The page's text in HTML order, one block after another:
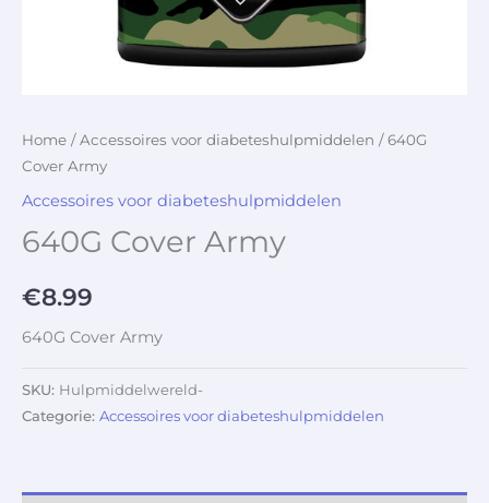
Home /Accessoires voor diabeteshulpmiddelen / 640G
Cover Army
Accessoires voor diabeteshulpmiddelen
640G Cover Army
€8.99
640G Cover Army
SKU: Hulpmiddelwereld-
Categorie: Accessoires voor diabeteshulpmiddelen